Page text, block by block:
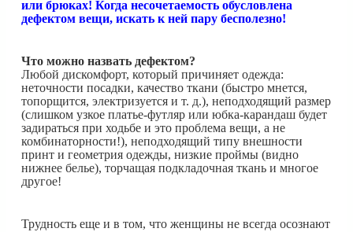
или брюках! Когда несочетаемость обусловлена
дефектом вещи, искать к ней пару бесполезно!
Что можно назвать дефектом?
Любой дискомфорт, который причиняет одежда:
неточности посадки, качество ткани (быстро мнется,
топорщится, электризуется и т. д.), неподходящий размер
(слишком узкое платье-футляр или юбка-карандаш будет
задираться при ходьбе и это проблема вещи, а не
комбинаторности!), неподходящий типу внешности
принт и геометрия одежды, низкие проймы (видно
нижнее белье), торчащая подкладочная ткань и многое
другое!
Трудность еще и в том, что женщины не всегда осознают